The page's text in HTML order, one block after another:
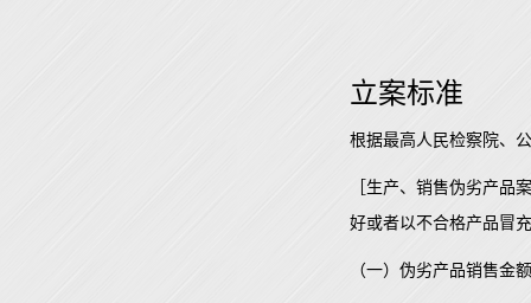
立案标准
根据最高人民检察院、
［生产、销售伪劣产品
好或者以不合格产品冒
（一）伪劣产品销售金